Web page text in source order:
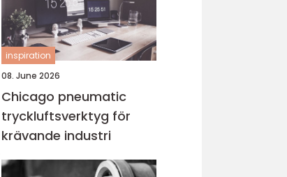
inspiration
08. June 2026
Chicago pneumatic
tryckluftsverktyg för
krävande industri